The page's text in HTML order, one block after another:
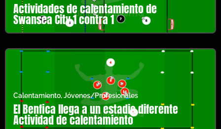
Actividades de calentamiento de
Swansea City 1 contra 1
Calentamiento,Jóvenes/Profesionales
El Benfica llega a un estadio diferente
Actividad de calentamiento